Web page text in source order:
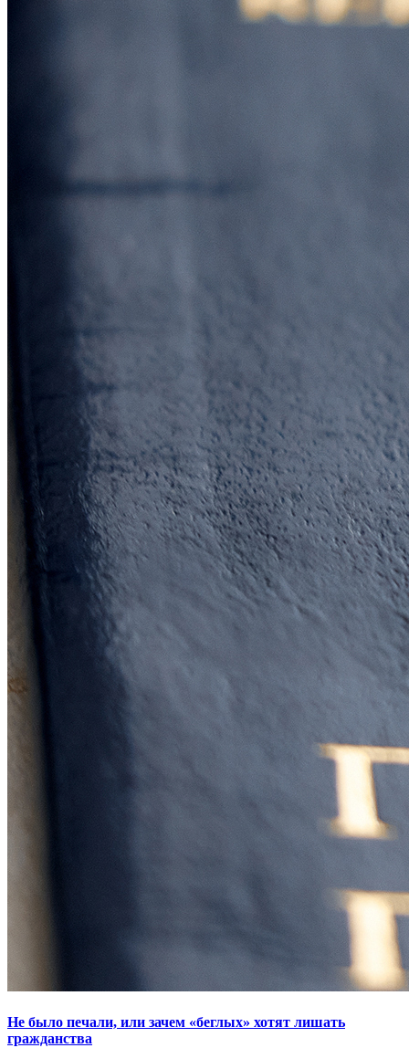
Не было печали, или зачем «беглых» хотят лишать
гражданства